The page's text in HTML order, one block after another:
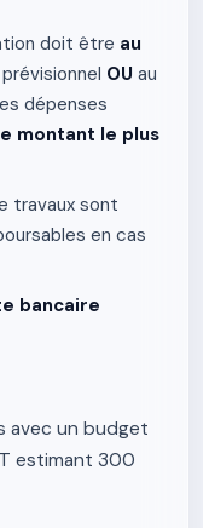
doit être au
OU au
dépenses
montant le plus
travaux sont
en cas
bancaire
avec un budget
estimant 300